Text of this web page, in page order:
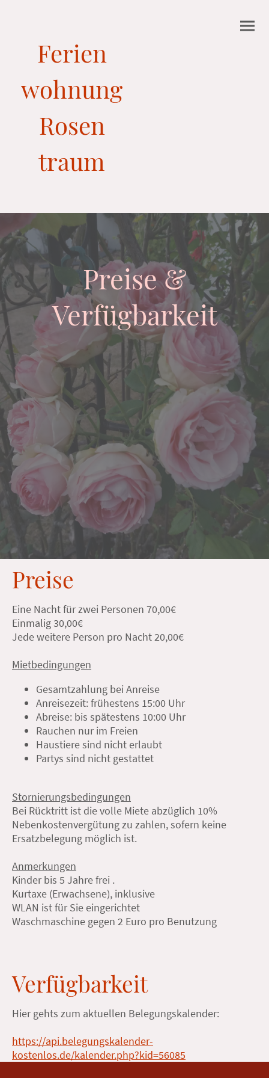
Ferien
wohnung
Rosen
traum
Preise &
Verfügbarkeit
Preise
Eine Nacht für zwei Personen 70,00€
Einmalig 30,00€
Jede weitere Person pro Nacht 20,00€
Mietbedingungen
Gesamtzahlung bei Anreise
Anreisezeit: frühestens 15:00 Uhr
Abreise: bis spätestens 10:00 Uhr
Rauchen nur im Freien
Haustiere sind nicht erlaubt
Partys sind nicht gestattet
Stornierungsbedingungen
Bei Rücktritt ist die volle Miete abzüglich 10%
Nebenkostenvergütung zu zahlen, sofern keine
Ersatzbelegung möglich ist.
Anmerkungen
Kinder bis 5 Jahre frei .
Kurtaxe (Erwachsene), inklusive
WLAN ist für Sie eingerichtet
Waschmaschine gegen 2 Euro pro Benutzung
Verfügbarkeit
Hier gehts zum aktuellen Belegungskalender:
https://api.belegungskalender-
kostenlos.de/kalender.php?kid=56085